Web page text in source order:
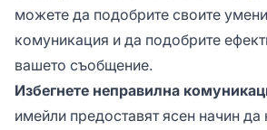
можете да подобрите своите
комуникация и да подобрите
вашето съобщение.
Избегнете неправилна
имейли предоставят ясен начин да